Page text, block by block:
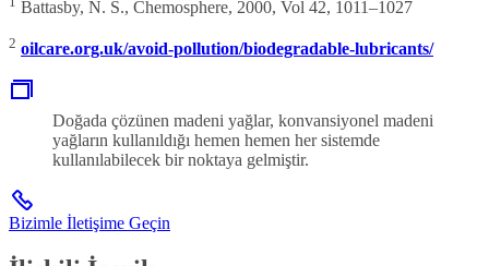
Battasby, N. S., Chemosphere, 2000, Vol 42, 1011–1027
2 oilcare.org.uk/avoid-pollution/biodegradable-lubricants/
Doğada çözünen madeni yağlar, konvansiyonel madeni
yağların kullanıldığı hemen hemen her sistemde
kullanılabilecek bir noktaya gelmiştir.
Bizimle İletişime Geçin